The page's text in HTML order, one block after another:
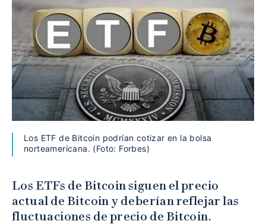
Los ETF de Bitcoin podrían cotizar en la bolsa
norteamericana. (Foto: Forbes)
Los ETFs de Bitcoin siguen el precio
actual de Bitcoin y deberían reflejar las
fluctuaciones de precio de Bitcoin.